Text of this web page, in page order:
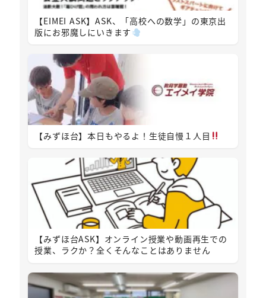
【EIMEI ASK】ASK、「高校への数学」の東京出
版にお邪魔しにいきます
【みずほ台】本日もやるよ！生徒自慢１人目
【みずほ台ASK】オンライン授業や動画再生での
授業、ラクか？全くそんなことはありません